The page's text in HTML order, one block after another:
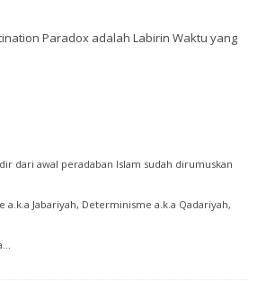
Paradox adalah Labirin Waktu yang
dari awal peradaban Islam sudah dirumuskan
a.k.a Jabariyah, Determinisme a.k.a Qadariyah,